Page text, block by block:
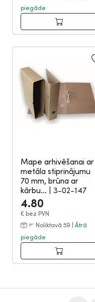
piegāde
Mape arhivēšanai ar
metāla stiprinājumu
70 mm, brūna ar
kārbu...
3-02-147
4.80
€ bez PVN
Noliktavā 59 | Ātrā
piegāde